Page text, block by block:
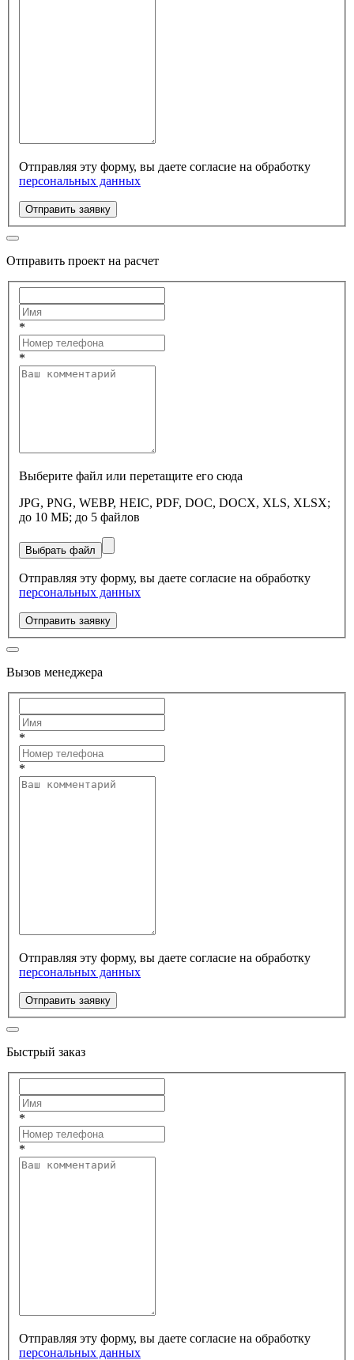
Отправляя эту форму, вы даете согласие на обработку
персональных данных
Отправить заявку
Отправить проект на расчет
*
*
Выберите файл или перетащите его сюда
JPG, PNG, WEBP, HEIC, PDF, DOC, DOCX, XLS, XLSX;
до 10 МБ; до 5 файлов
Выбрать файл
Отправляя эту форму, вы даете согласие на обработку
персональных данных
Отправить заявку
Вызов менеджера
*
*
Отправляя эту форму, вы даете согласие на обработку
персональных данных
Отправить заявку
Быстрый заказ
*
*
Отправляя эту форму, вы даете согласие на обработку
персональных данных